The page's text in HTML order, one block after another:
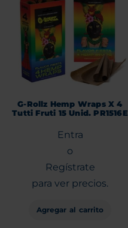
G-Rollz Hemp Wraps X 4
Tutti Fruti 15 Unid. PR1516E
Entra
o
Regístrate
para ver precios.
Agregar al carrito